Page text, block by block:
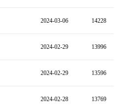
2024-03-06 14228
2024-02-29 13996
2024-02-29 13596
2024-02-28 13769